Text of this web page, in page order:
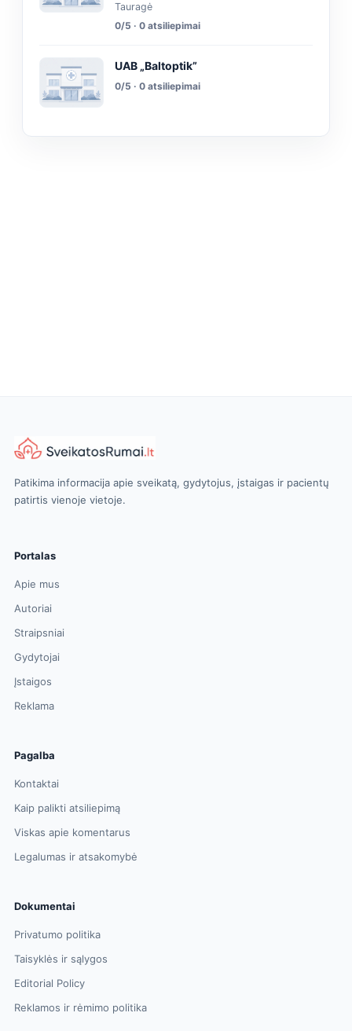
Tauragė
0/5 · 0 atsiliepimai
UAB „Baltoptik”
0/5 · 0 atsiliepimai
Patikima informacija apie sveikatą, gydytojus, įstaigas ir pacientų
patirtis vienoje vietoje.
Portalas
Apie mus
Autoriai
Straipsniai
Gydytojai
Įstaigos
Reklama
Pagalba
Kontaktai
Kaip palikti atsiliepimą
Viskas apie komentarus
Legalumas ir atsakomybė
Dokumentai
Privatumo politika
Taisyklės ir sąlygos
Editorial Policy
Reklamos ir rėmimo politika